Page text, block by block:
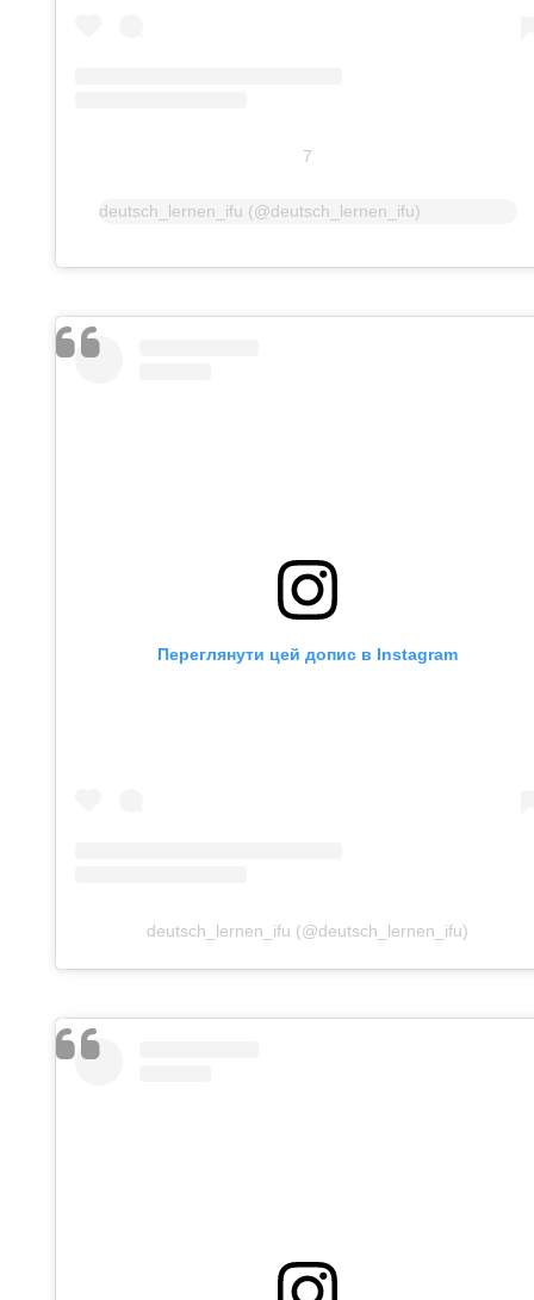
7
deutsch_lernen_ifu (@deutsch_lernen_ifu)
Переглянути цей допис в Instagram
deutsch_lernen_ifu (@deutsch_lernen_ifu)